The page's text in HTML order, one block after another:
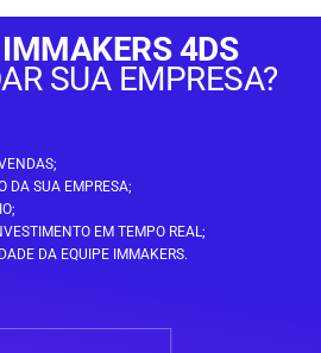
4DS
SUA EMPRESA?
DA SUA EMPRESA;
EM TEMPO REAL;
DA EQUIPE IMMAKERS.